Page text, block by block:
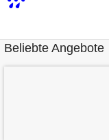
Beliebte Angebote